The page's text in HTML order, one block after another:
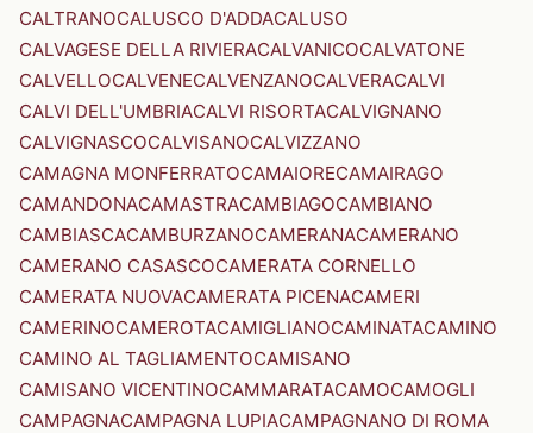
CALTRANOCALUSCO D'ADDACALUSO
CALVAGESE DELLA RIVIERACALVANICOCALVATONE
CALVELLOCALVENECALVENZANOCALVERACALVI
CALVI DELL'UMBRIACALVI RISORTACALVIGNANO
CALVIGNASCOCALVISANOCALVIZZANO
CAMAGNA MONFERRATOCAMAIORECAMAIRAGO
CAMANDONACAMASTRACAMBIAGOCAMBIANO
CAMBIASCACAMBURZANOCAMERANACAMERANO
CAMERANO CASASCOCAMERATA CORNELLO
CAMERATA NUOVACAMERATA PICENACAMERI
CAMERINOCAMEROTACAMIGLIANOCAMINATACAMINO
CAMINO AL TAGLIAMENTOCAMISANO
CAMISANO VICENTINOCAMMARATACAMOCAMOGLI
CAMPAGNACAMPAGNA LUPIACAMPAGNANO DI ROMA